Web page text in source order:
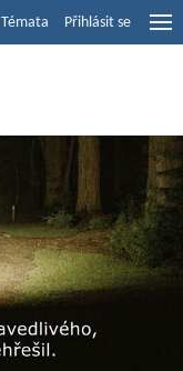
Témata Přihlásit se